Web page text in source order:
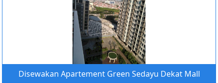
Disewakan Apartement Green Sedayu Dekat Mall